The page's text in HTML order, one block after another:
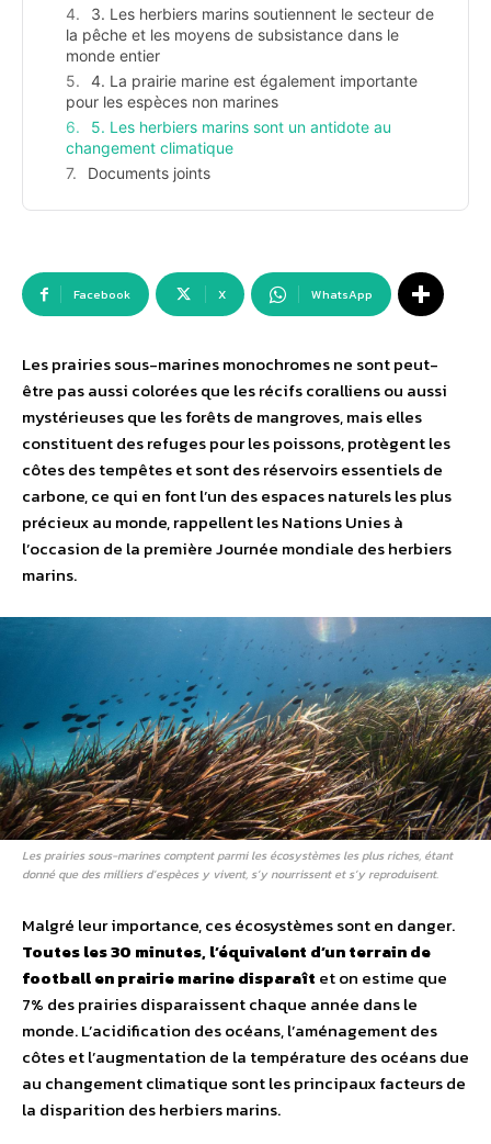
3. Les herbiers marins soutiennent le secteur de
la pêche et les moyens de subsistance dans le
monde entier
4. La prairie marine est également importante
pour les espèces non marines
5. Les herbiers marins sont un antidote au
changement climatique
Documents joints
Facebook X WhatsApp
Les prairies sous-marines monochromes ne sont peut-
être pas aussi colorées que les récifs coralliens ou aussi
mystérieuses que les forêts de mangroves, mais elles
constituent des refuges pour les poissons, protègent les
côtes des tempêtes et sont des réservoirs essentiels de
carbone, ce qui en font l’un des espaces naturels les plus
précieux au monde, rappellent les Nations Unies à
l’occasion de la première Journée mondiale des herbiers
marins.
Les prairies sous-marines comptent parmi les écosystèmes les plus riches, étant
donné que des milliers d’espèces y vivent, s’y nourrissent et s’y reproduisent.
Malgré leur importance, ces écosystèmes sont en danger.
Toutes les 30 minutes, l’équivalent d’un terrain de
football en prairie marine disparaît et on estime que
7% des prairies disparaissent chaque année dans le
monde. L’acidification des océans, l’aménagement des
côtes et l’augmentation de la température des océans due
au changement climatique sont les principaux facteurs de
la disparition des herbiers marins.